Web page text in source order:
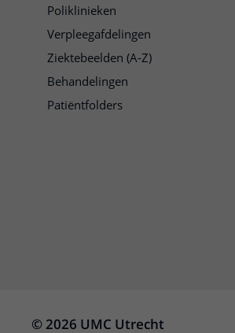
Poliklinieken
Verpleegafdelingen
Ziektebeelden (A-Z)
Behandelingen
Patiëntfolders
© 2026 UMC Utrecht